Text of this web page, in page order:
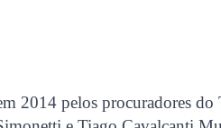
2014 pelos procuradores